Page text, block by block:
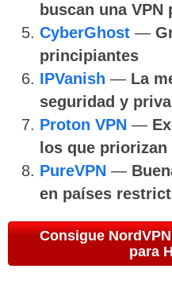
buscan una VPN
CyberGhost —
principiantes
IPVanish — La
seguridad y
Proton VPN —
los que
PureVPN —
en países
Consigue
para